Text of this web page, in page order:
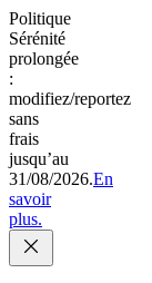
Politique
Sérénité
prolongée
:
modifiez/reportez
sans
frais
jusqu’au
31/08/2026.En
savoir
plus.